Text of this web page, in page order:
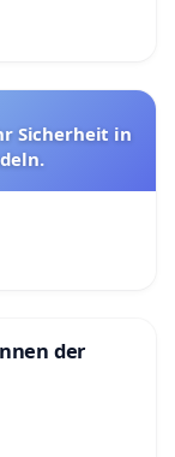
Sicherheit in
der